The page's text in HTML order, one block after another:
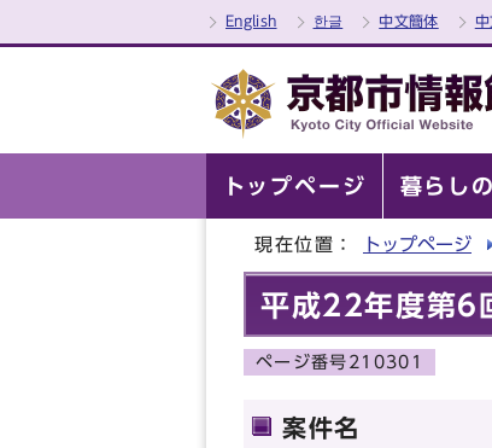
English 한글 中文簡体
トップページ 暮らし
現在位置： トップページ
平成22年度第6
ページ番号210301
案件名